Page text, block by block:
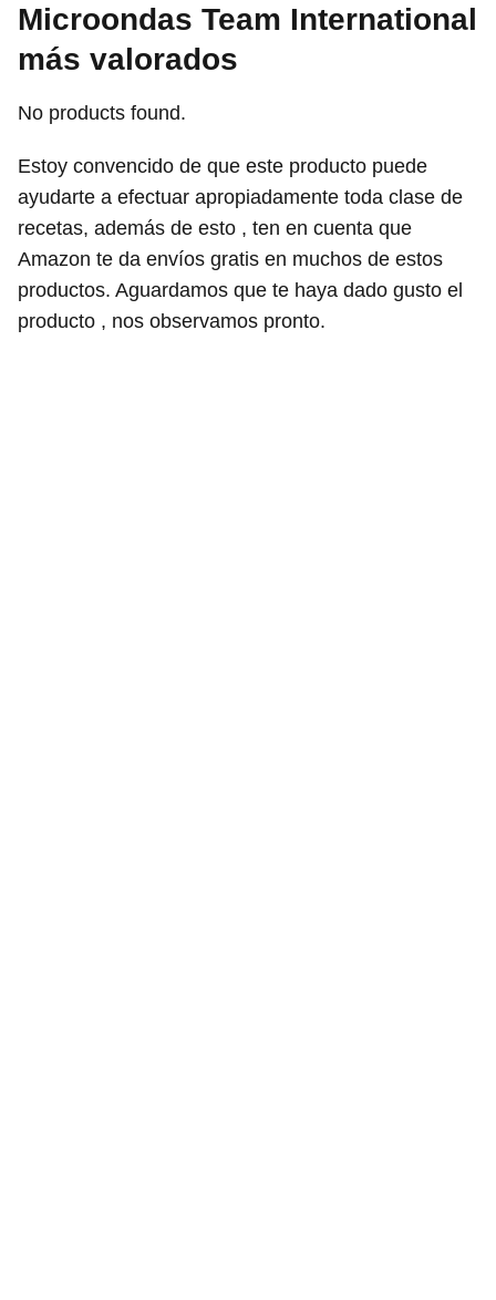
Microondas Team International
más valorados
No products found.
Estoy convencido de que este producto puede
ayudarte a efectuar apropiadamente toda clase de
recetas, además de esto , ten en cuenta que
Amazon te da envíos gratis en muchos de estos
productos. Aguardamos que te haya dado gusto el
producto , nos observamos pronto.